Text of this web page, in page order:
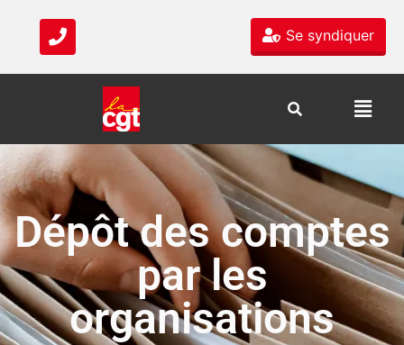
Se syndiquer
Dépôt des comptes
par les
organisations